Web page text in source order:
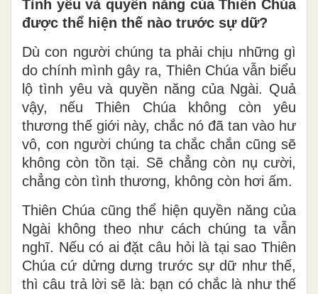
Tình yêu và quyền năng của Thiên Chúa
được thể hiện thế nào trước sự dữ?
Dù con người chúng ta phải chịu những gì
do chính mình gây ra, Thiên Chúa vẫn biểu
lộ tình yêu và quyền năng của Ngài. Quả
vậy, nếu Thiên Chúa không còn yêu
thương thế giới này, chắc nó đã tan vào hư
vô, con người chúng ta chắc chắn cũng sẽ
không còn tồn tại. Sẽ chẳng còn nụ cười,
chẳng còn tình thương, không còn hơi ấm.
Thiên Chúa cũng thể hiện quyền năng của
Ngài không theo như cách chúng ta vẫn
nghĩ. Nếu có ai đặt câu hỏi là tại sao Thiên
Chúa cứ dửng dưng trước sự dữ như thế,
thì câu trả lời sẽ là: bạn có chắc là như thế